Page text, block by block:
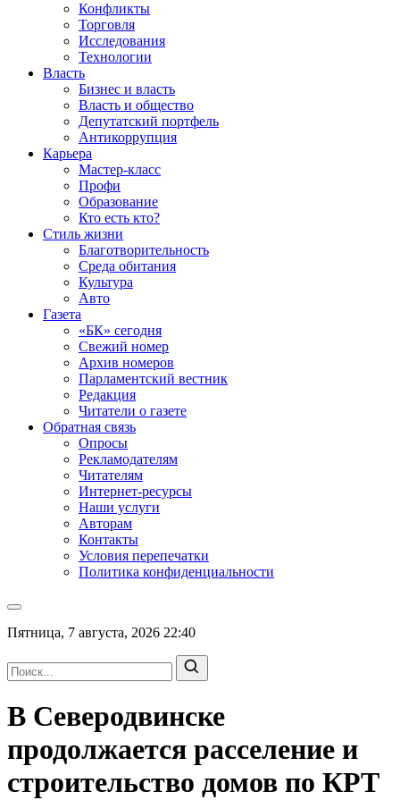
Конфликты
Торговля
Исследования
Технологии
Власть
Бизнес и власть
Власть и общество
Депутатский портфель
Антикоррупция
Карьера
Мастер-класс
Профи
Образование
Кто есть кто?
Стиль жизни
Благотворительность
Среда обитания
Культура
Авто
Газета
«БК» сегодня
Свежий номер
Архив номеров
Парламентский вестник
Редакция
Читатели о газете
Обратная связь
Опросы
Рекламодателям
Читателям
Интернет-ресурсы
Наши услуги
Авторам
Контакты
Условия перепечатки
Политика конфиденциальности
Пятница, 7 августа, 2026 22:40
В Северодвинске
продолжается расселение и
строительство домов по КРТ